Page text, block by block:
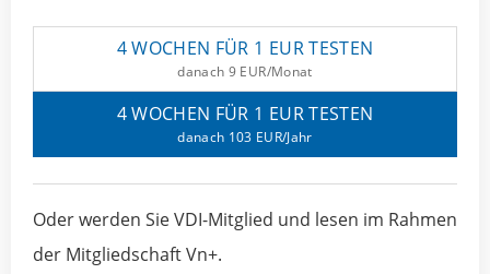
4 WOCHEN FÜR 1 EUR TESTEN
danach 9 EUR/Monat
4 WOCHEN FÜR 1 EUR TESTEN
danach 103 EUR/Jahr
Oder werden Sie VDI-Mitglied und lesen im Rahmen
der Mitgliedschaft Vn+.